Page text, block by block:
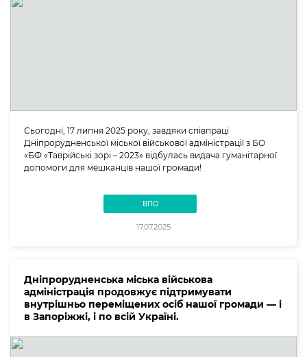
Сьогодні, 17 липня 2025 року, завдяки співпраці
Дніпрорудненської міської військової адміністрації з БО
«БФ «Таврійські зорі – 2023» відбулась видача гуманітарної
допомоги для мешканців нашої громади!
ВПО
17.07.2025
Дніпрорудненська міська військова
адміністрація продовжує підтримувати
внутрішньо переміщених осіб нашої громади — і
в Запоріжжі, і по всій Україні.